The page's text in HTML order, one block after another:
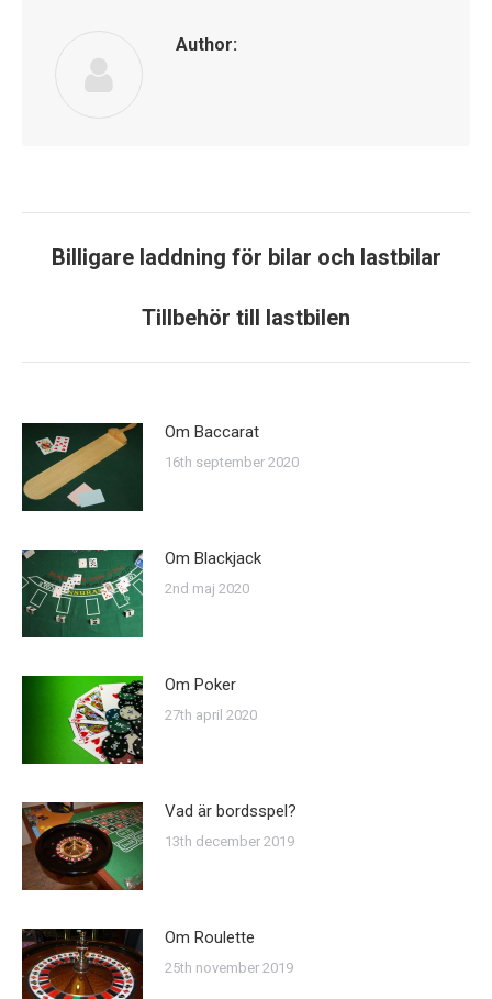
Author:
navigation
Previous
Billigare laddning för bilar och lastbilar
Next
post:
Tillbehör till lastbilen
Om Baccarat
16th september 2020
Om Blackjack
2nd maj 2020
Om Poker
27th april 2020
Vad är bordsspel?
13th december 2019
Om Roulette
25th november 2019